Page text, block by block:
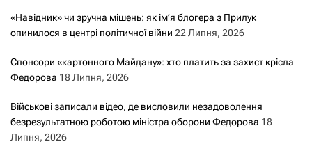
«Навідник» чи зручна мішень: як ім’я блогера з Прилук
опинилося в центрі політичної війни 22 Липня, 2026
Спонсори «картонного Майдану»: хто платить за захист крісла
Федорова 18 Липня, 2026
Військові записали відео, де висловили незадоволення
безрезультатною роботою міністра оборони Федорова 18
Липня, 2026